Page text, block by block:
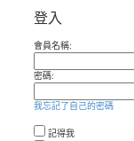
登入
會員名稱:
密碼:
我忘記了自己的密碼
記得我